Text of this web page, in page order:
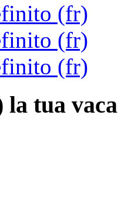
(fr)
(fr)
(fr)
la tua